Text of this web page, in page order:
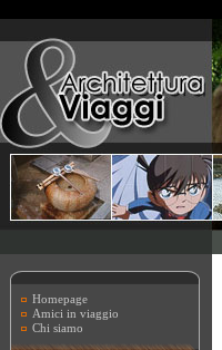
Homepage
Amici in viaggio
Chi siamo